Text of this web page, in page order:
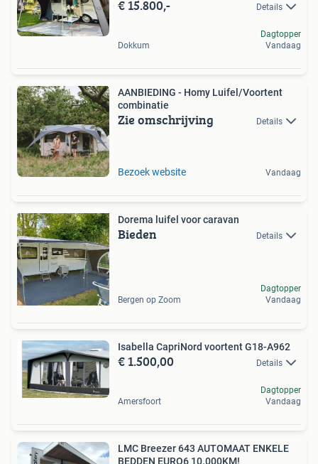
€ 15.800,- Details
Dokkum
Dagtopper
Vandaag
AANBIEDING - Homy Luifel/Voortent
combinatie
Zie omschrijving Details
Bezoek website Vandaag
Dorema luifel voor caravan
Bieden Details
Bergen op Zoom
Dagtopper
Vandaag
Isabella CapriNord voortent G18-A962
€ 1.500,00 Details
Amersfoort
Dagtopper
Vandaag
LMC Breezer 643 AUTOMAAT ENKELE
BEDDEN EURO6 10.000KM!